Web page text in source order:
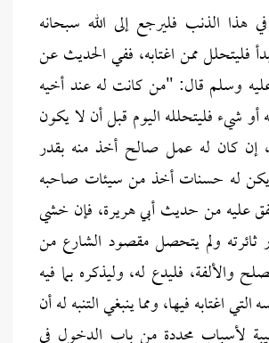
هذا الذنب فليرجع إلى الله سبحانه
فليتحلل ممن اغتابه، ففي الحديث عن
وسلم قال: "من كانت له عند أخيه
شيء فليتحلله اليوم قبل أن لا يكون
إن كان له عمل صالح أخذ منه بقدر
يكن له حسنات أخذ من سيئات صاحبه
عليه من حديث أبي هريرة، فإن خشي
ثائرته ولم يتحصل مقصود الشارع من
والألفة، فليدع له، وليذكره بما فيه
التي اغتابه فيها، ومما ينبغي التنبه له أن